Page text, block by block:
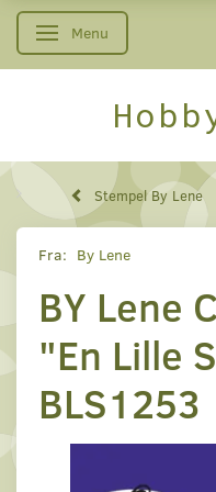
Skifte navigation
Menu
Stempel By Lene
Fra: By Lene
BY Lene
"En Lille
BLS1253